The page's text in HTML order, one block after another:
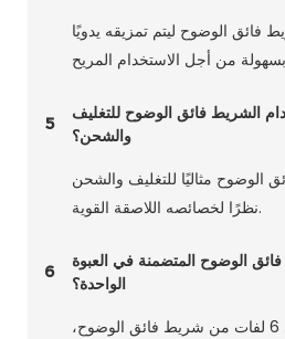
فائق الوضوح ليتم تمزيقه يدويًا
5
الشريط فائق الوضوح للتغليف
والشحن؟
الوضوح مثاليًا للتغليف والشحن
نظرًا لخصائصه اللاصقة القوية.
6
الوضوح المتضمنة في العبوة
الواحدة؟
تحتوي كل عبوة على 6 لفات من شريط فائق الوضوح،